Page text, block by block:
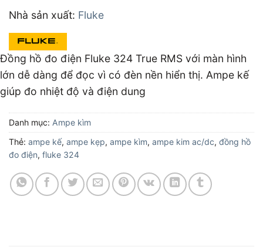
dựa trên
đánh giá
Nhà sản xuất: Fluke
Đồng hồ đo điện Fluke 324 True RMS với màn hình
lớn dễ dàng để đọc vì có đèn nền hiển thị. Ampe kế
giúp đo nhiệt độ và điện dung
Danh mục: Ampe kìm
Thẻ: ampe kế, ampe kẹp, ampe kìm, ampe kim ac/dc, đồng hồ
đo điện, fluke 324